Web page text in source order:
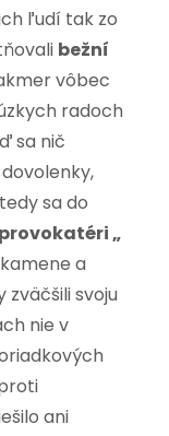
ľudí tak zo
bežní
vôbec
radoch
sa nič
sa do
„
a
zväčšili svoju
nie v
ani